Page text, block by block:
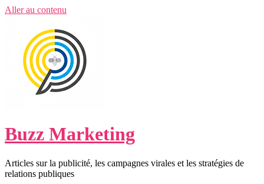
Aller au contenu
Buzz Marketing
Articles sur la publicité, les campagnes virales et les stratégies de
relations publiques